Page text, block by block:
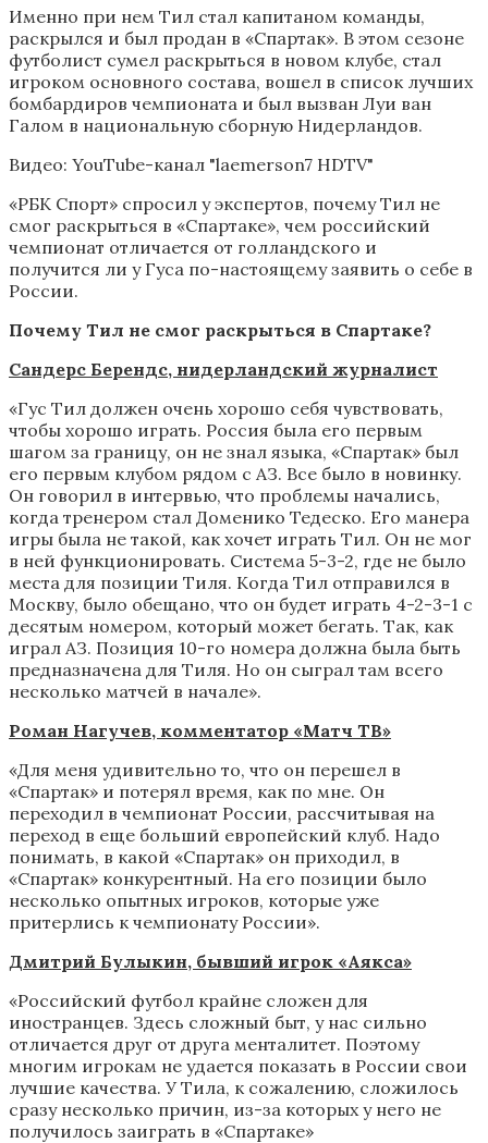
Именно при нем Тил стал капитаном команды,
раскрылся и был продан в «Спартак». В этом сезоне
футболист сумел раскрыться в новом клубе, стал
игроком основного состава, вошел в список лучших
бомбардиров чемпионата и был вызван Луи ван
Галом в национальную сборную Нидерландов.
Видео: YouTube-канал "laemerson7 HDTV"
«РБК Спорт» спросил у экспертов, почему Тил не
смог раскрыться в «Спартаке», чем российский
чемпионат отличается от голландского и
получится ли у Гуса по-настоящему заявить о себе в
России.
Почему Тил не смог раскрыться в Спартаке?
Сандерс Берендс, нидерландский журналист
«Гус Тил должен очень хорошо себя чувствовать,
чтобы хорошо играть. Россия была его первым
шагом за границу, он не знал языка, «Спартак» был
его первым клубом рядом с АЗ. Все было в новинку.
Он говорил в интервью, что проблемы начались,
когда тренером стал Доменико Тедеско. Его манера
игры была не такой, как хочет играть Тил. Он не мог
в ней функционировать. Система 5-3-2, где не было
места для позиции Тиля. Когда Тил отправился в
Москву, было обещано, что он будет играть 4-2-3-1 с
десятым номером, который может бегать. Так, как
играл АЗ. Позиция 10-го номера должна была быть
предназначена для Тиля. Но он сыграл там всего
несколько матчей в начале».
Роман Нагучев, комментатор «Матч ТВ»
«Для меня удивительно то, что он перешел в
«Спартак» и потерял время, как по мне. Он
переходил в чемпионат России, рассчитывая на
переход в еще больший европейский клуб. Надо
понимать, в какой «Спартак» он приходил, в
«Спартак» конкурентный. На его позиции было
несколько опытных игроков, которые уже
притерлись к чемпионату России».
Дмитрий Булыкин, бывший игрок «Аякса»
«Российский футбол крайне сложен для
иностранцев. Здесь сложный быт, у нас сильно
отличается друг от друга менталитет. Поэтому
многим игрокам не удается показать в России свои
лучшие качества. У Тила, к сожалению, сложилось
сразу несколько причин, из-за которых у него не
получилось заиграть в «Спартаке»